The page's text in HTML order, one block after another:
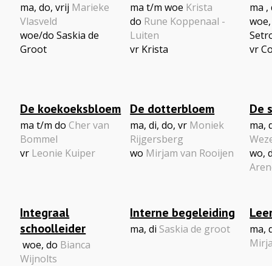
ma, do, vrij Marieke
Vlasveld
woe/do Saskia de
Groot
ma t/m woe Krista
do Rune Koppenaal -
Luiten
vr Krista
ma ,
vr
De koekoeksbloem
ma t/m do Cher van
Bommel
vr Leonie Kuiper
De dotterbloem
ma, di, do, vr Moniek
Rijgersberg
wo Mirjam van Rooijen
De
ma,
wo,
Integraal
schoolleider
woe, do Bianca
Wijnolts
Interne begeleiding
ma, di Saskia de groot
ma,